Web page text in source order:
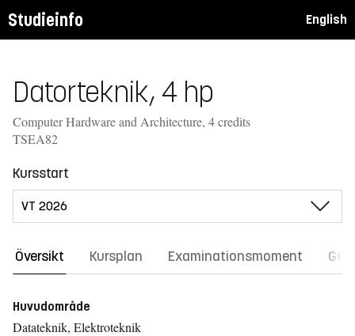
Studieinfo English
Datorteknik, 4 hp
Computer Hardware and Architecture, 4 credits
TSEA82
Kursstart
Översikt Kursplan Examinationsmoment
Huvudområde
Datateknik, Elektroteknik